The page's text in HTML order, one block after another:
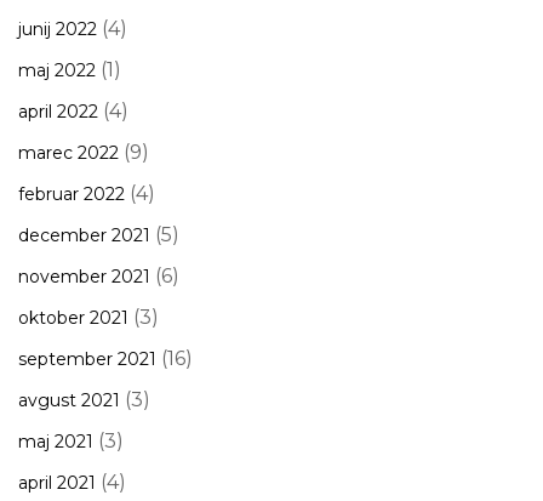
junij 2022 (4)
maj 2022 (1)
april 2022 (4)
marec 2022 (9)
februar 2022 (4)
december 2021 (5)
november 2021 (6)
oktober 2021 (3)
september 2021 (16)
avgust 2021 (3)
maj 2021 (3)
april 2021 (4)